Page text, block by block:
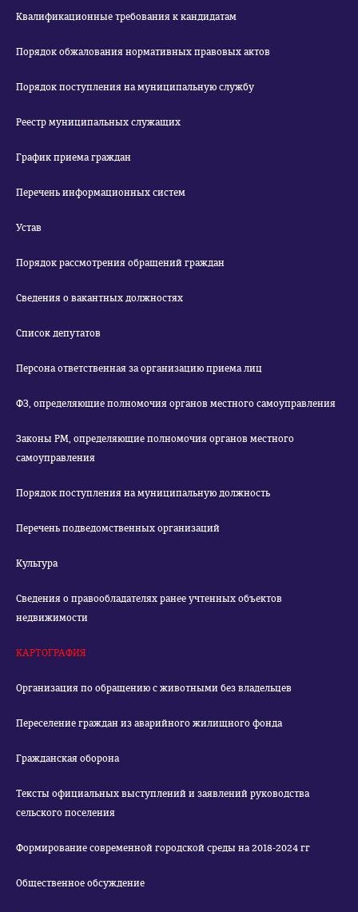
Квалификационные требования к кандидатам
Порядок обжалования нормативных правовых актов
Порядок поступления на муниципальную службу
Реестр муниципальных служащих
График приема граждан
Перечень информационных систем
Устав
Порядок рассмотрения обращений граждан
Сведения о вакантных должностях
Список депутатов
Персона ответственная за организацию приема лиц
ФЗ, определяющие полномочия органов местного самоуправления
Законы РМ, определяющие полномочия органов местного
самоуправления
Порядок поступления на муниципальную должность
Перечень подведомственных организаций
Культура
Сведения о правообладателях ранее учтенных объектов
недвижимости
КАРТОГРАФИЯ
Организация по обращению с животными без владельцев
Переселение граждан из аварийного жилищного фонда
Гражданская оборона
Тексты официальных выступлений и заявлений руководства
сельского поселения
Формирование современной городской среды на 2018-2024 гг
Общественное обсуждение